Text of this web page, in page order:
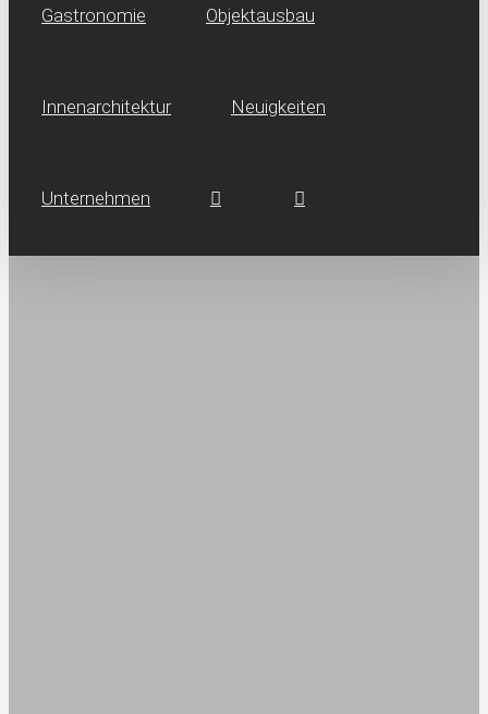
Gastronomie Objektausbau
Innen­architektur Neuig­keiten
Unternehmen